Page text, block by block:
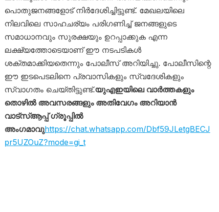
പൊതുജനങ്ങളോട് നിർദേശിച്ചിട്ടുണ്ട്. മേഖലയിലെ
നിലവിലെ സാഹചര്യം പരിഗണിച്ച് ജനങ്ങളുടെ
സമാധാനവും സുരക്ഷയും ഉറപ്പാക്കുക എന്ന
ലക്ഷ്യത്തോടെയാണ് ഈ നടപടികൾ
ശക്തമാക്കിയതെന്നും പോലീസ് അറിയിച്ചു. പോലീസിന്റെ
ഈ ഇടപെടലിനെ പ്രവാസികളും സ്വദേശികളും
സ്വാഗതം ചെയ്തിട്ടുണ്ട്.യുഎഇയിലെ വാർത്തകളും
തൊഴിൽ അവസരങ്ങളും അതിവേഗം അറിയാൻ
വാട്സ്ആപ്പ് ഗ്രൂപ്പിൽ
അംഗമാവുhttps://chat.whatsapp.com/Dbf59JLetgBECJ
pr5UZOuZ?mode=gi_t